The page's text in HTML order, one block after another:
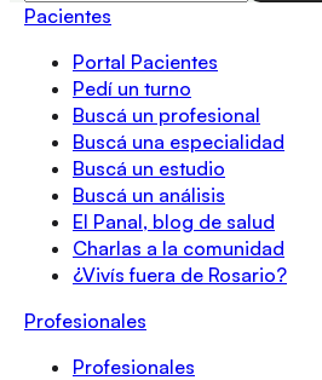
Pacientes
Portal Pacientes
Pedí un turno
Buscá un profesional
Buscá una especialidad
Buscá un estudio
Buscá un análisis
El Panal, blog de salud
Charlas a la comunidad
¿Vivís fuera de Rosario?
Profesionales
Profesionales